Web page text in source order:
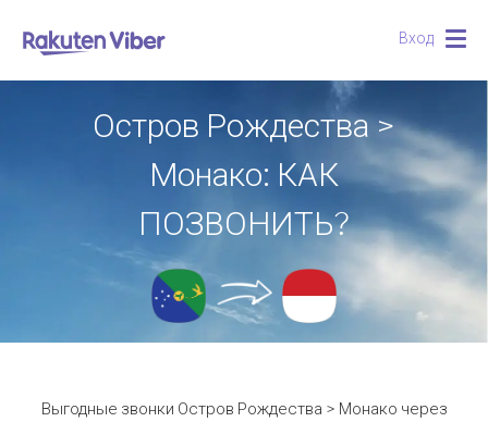
Вход
Остров Рождества >
Монако: КАК
ПОЗВОНИТЬ?
Выгодные звонки Остров Рождества > Монако через